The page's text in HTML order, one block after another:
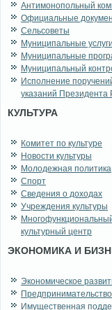
Антимонопольный
Официальные
Сельсоветы
Муниципальные услуги
Муниципальные
Муниципальный
Исполнение
указаний Президента
КУЛЬТУРА
Комитет по культуре
Новости культуры
Молодежная политика
Спорт
Сведения о доходах
Учреждения культуры
культурный центр
ЭКОНОМИКА И
Экономическое
Предпринимательство
Имущественная